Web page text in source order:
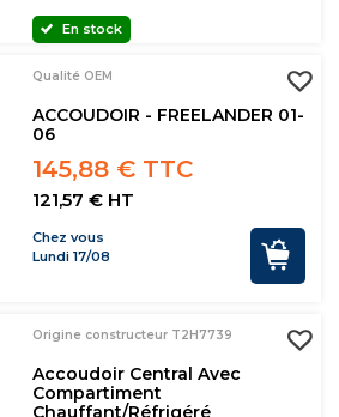
En stock
Qualité OEM
ACCOUDOIR - FREELANDER 01-
06
145,88 € TTC
121,57 € HT
Chez vous
Lundi 17/08
Origine constructeur T2H7739
Accoudoir Central Avec
Compartiment
Chauffant/réfrigéré